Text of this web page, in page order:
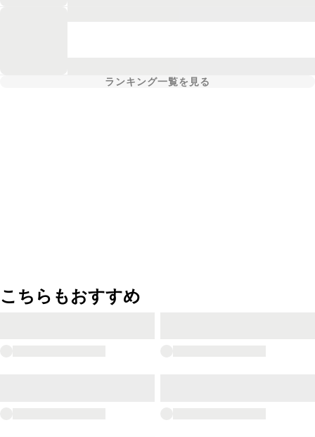
ランキング一覧を見る
こちらもおすすめ